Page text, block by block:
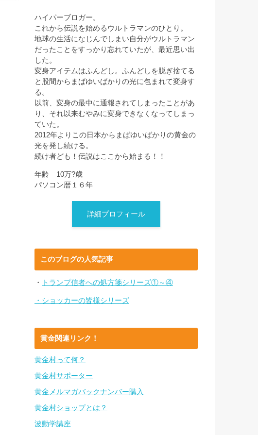
ハイパーブロガー。
これから伝説を始めるウルトラマンのひとり。
地球の生活になじんでしまい自分がウルトラマン
だったことをすっかり忘れていたが、最近思い出
した。
変身アイテムはふんどし。ふんどしを脱ぎ捨てる
と股間からまばゆいばかりの光に包まれて変身す
る。
以前、変身の最中に通報されてしまったことがあ
り、それ以来むやみに変身できなくなってしまっ
ていた。
2012年よりこの日本からまばゆいばかりの黄金の
光を発し続ける。
続け者ども！伝説はここから始まる！！
年齢 10万?歳
パソコン暦１６年
詳細プロフィール
このブログの人気記事
・ トランプ信者への処方箋シリーズ①～④
・ショッカーの皆様シリーズ
黄金関連リンク！
黄金村って何？
黄金村サポーター
黄金メルマガバックナンバー購入
黄金村ショップとは？
波動学講座